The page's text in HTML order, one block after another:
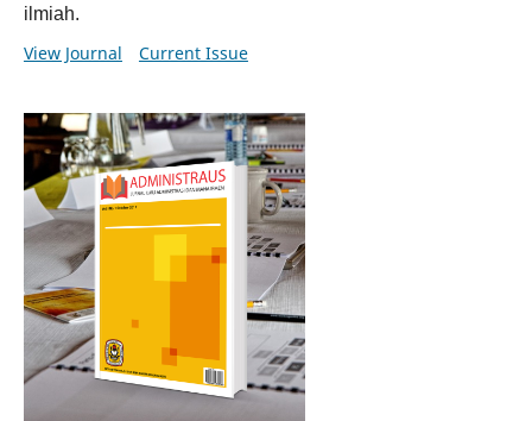
ilmiah.
View Journal Current Issue